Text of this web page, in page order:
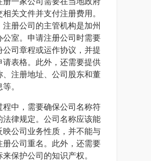
关文件并支付注册费用。
注册公司的主管机构是加州
公室。申请注册公司时需要
公司章程或运作协议，并提
请表格。此外，还需要提供
、注册地址、公司股东和董
。
程中，需要确保公司名称符
法律规定。公司名称应该能
映公司业务性质，并不能与
册公司重名。此外，还需要
保护公司的知识产权。